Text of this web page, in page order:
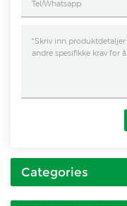
Categories